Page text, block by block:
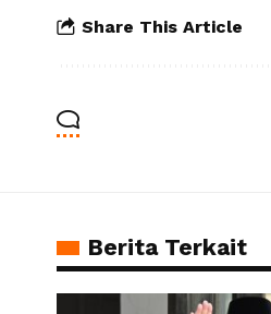
Share This Article
Berita Terkait